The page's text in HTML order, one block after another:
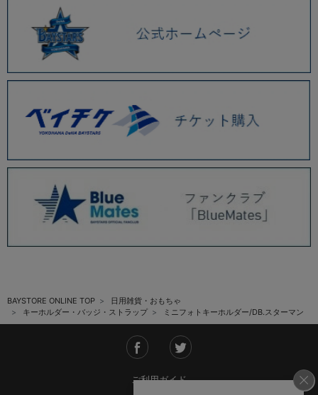
BAYSTORE ONLINE TOP
日用雑貨・おもちゃ
キーホルダー・バッジ・ストラップ
ミニフォトキーホルダー/DB.スターマン
ご利用ガイド